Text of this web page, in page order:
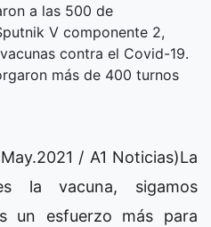
a las 500 de
V componente 2,
contra el Covid-19.
más de 400 turnos
/ A1 Noticias)La
la vacuna, sigamos
un esfuerzo más para